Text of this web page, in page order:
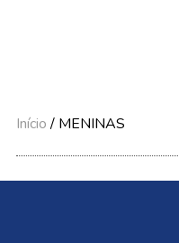
Início/ MENINAS